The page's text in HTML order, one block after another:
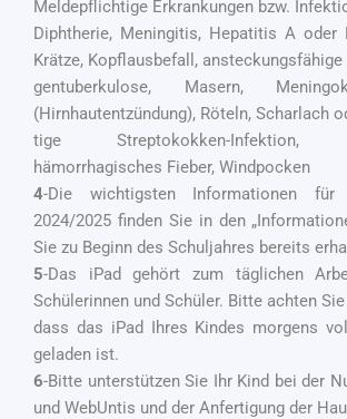
Meldepflichtige Erkrankungen bzw.
Diphtherie, Meningitis, Hepatitis A oder
Krätze, Kopflausbefall, ansteckungsfähige
gentuberkulose, Masern,
(Hirnhautentzündung), Röteln, Scharlach
tige Streptokokken-Infektion,
hämorrhagisches Fieber, Windpocken
4-Die wichtigsten Informationen für
2024/2025 finden Sie in den
Sie zu Beginn des Schuljahres bereits
5-Das iPad gehört zum täglichen
Schülerinnen und Schüler. Bitte achten
dass das iPad Ihres Kindes morgens
geladen ist.
6-Bitte unterstützen Sie Ihr Kind bei der
und WebUntis und der Anfertigung der